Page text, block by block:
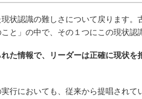
状認識の難しさについて戻ります。
と」の中で、その１つにこの現状認
れた情報で、リーダーは正確に現状を
行においても、従来から提唱されて